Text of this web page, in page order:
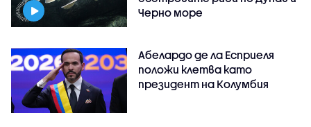
Черно море
Абелардо де ла Есприеля
положи клетва като
президент на Колумбия